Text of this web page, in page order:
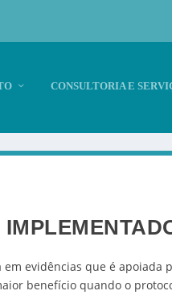
CONSULTORIA E
em evidências que é
benefício quando o